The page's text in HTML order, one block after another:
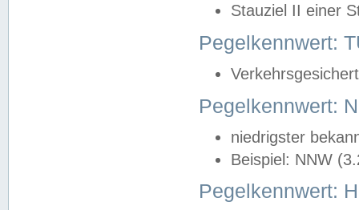
Stauziel II einer
Pegelkennwert:
Pegelkennwert:
niedrigster
Beispiel: NNW
Pegelkennwert: